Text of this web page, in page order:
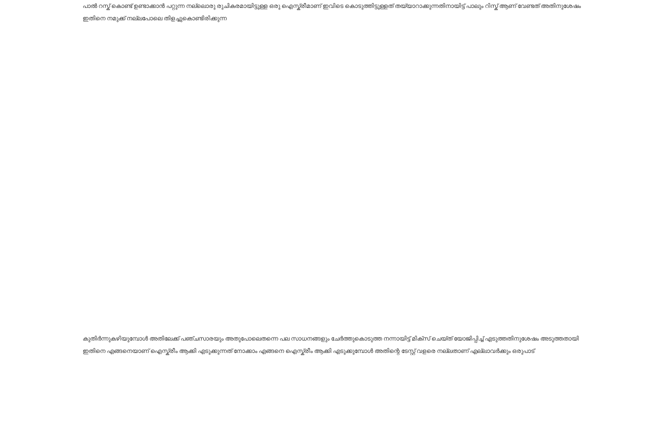
പാൽ റസ്ക് കൊണ്ട് ഉണ്ടാക്കാൻ പറ്റുന്ന നല്ലൊരു രുചികരമായിട്ടുള്ള ഒരു ഐസ്ക്രീമാണ് ഇവിടെ കൊടുത്തിട്ടുള്ളത് തയ്യാറാക്കുന്നതിനായിട്ട് പാലും റിസ്ക് ആണ് വേണ്ടത് അതിനുശേഷം
ഇതിനെ നമുക്ക് നല്ലപോലെ തിളച്ചുകൊണ്ടിരിക്കുന്ന
കുതിർന്നുകഴിയുമ്പോൾ അതിലേക്ക് പഞ്ചസാരയും അതുപോലെതന്നെ പല സാധനങ്ങളും ചേർത്തുകൊടുത്ത നന്നായിട്ട് മിക്സ് ചെയ്ത് യോജിപ്പിച്ച് എടുത്തതിനുശേഷം അടുത്തതായി
ഇതിനെ എങ്ങനെയാണ് ഐസ്ക്രീം ആക്കി എടുക്കുന്നത് നോക്കാം എങ്ങനെ ഐസ്ക്രീം ആക്കി എടുക്കുമ്പോൾ അതിന്റെ ടേസ്റ്റ് വളരെ നല്ലതാണ് എല്ലാവർക്കും ഒരുപാട്